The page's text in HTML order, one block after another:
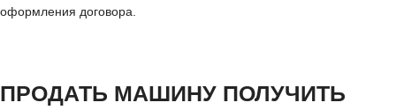
оформления договора.
ПРОДАТЬ МАШИНУ ПОЛУЧИТЬ